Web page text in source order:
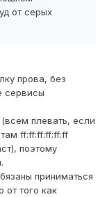
от серых
прова, без
сервисы
плевать, если
там ff:ff:ff:ff:ff:ff
поэтому
приниматься
от того как